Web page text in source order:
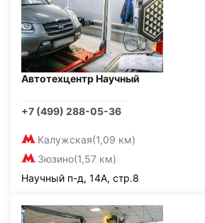
Автотехцентр Научный
+7 (499) 288-05-36
Калужская(1,09 км)
Зюзино(1,57 км)
Научный п-д, 14А, стр.8